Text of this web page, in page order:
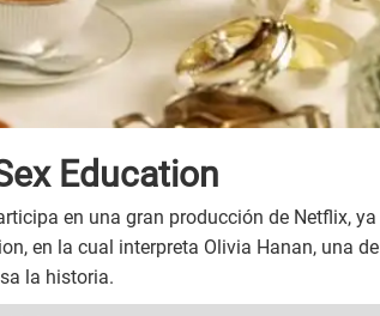
Education
en una gran producción de Netflix, ya
en la cual interpreta Olivia Hanan, una de
la historia.